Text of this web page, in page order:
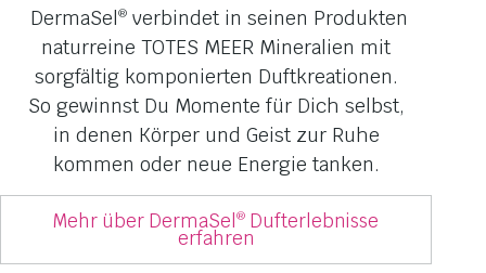
DermaSel®verbindet in seinen Produkten
naturreine TOTES MEER Mineralien mit
sorgfältig komponierten Duftkreationen.
So gewinnst Du Momente für Dich selbst,
in denen Körper und Geist zur Ruhe
kommen oder neue Energie tanken.
Mehr über DermaSel ® Dufterlebnisse
erfahren